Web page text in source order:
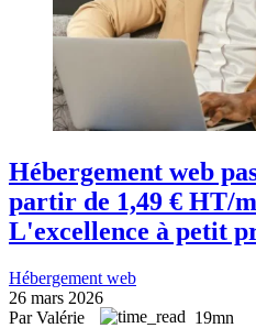
Hébergement web
partir de 1,49 € HT/
L'excellence à petit
Hébergement web
26 mars 2026
Par Valérie
19mn